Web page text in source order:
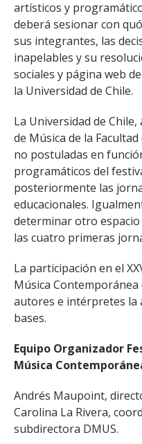
artísticos y
deberá sesionar con
sus integrantes, las
inapelables y su
sociales y página web
la Universidad de Chile.
La Universidad de
de Música de la
no postuladas en
programáticos del
posteriormente las
educacionales.
determinar otro
las cuatro primeras
La participación en el
Música
autores e intérpretes la
bases.
Equipo Organizador
Música
Andrés Maupoint,
Carolina La Rivera,
subdirectora DMUS.